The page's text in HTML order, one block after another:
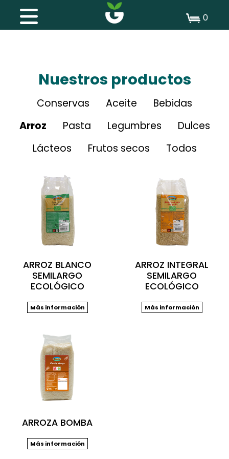
0
Nuestros productos
Conservas Aceite
Bebidas
Arroz
Pasta Legumbres
Dulces
Lácteos
Frutos secos Todos
ARROZ BLANCO
SEMILARGO
ECOLÓGICO
Más información
ARROZ INTEGRAL
SEMILARGO
ECOLÓGICO
Más información
ARROZA BOMBA
Más información